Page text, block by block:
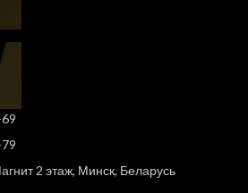
2 этаж, Минск, Беларусь